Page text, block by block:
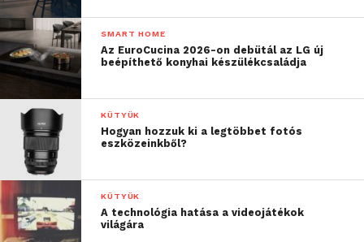
SMART HOME
Az EuroCucina 2026-on debütál az LG új
beépíthető konyhai készülékcsaládja
KÜTYÜK
Hogyan hozzuk ki a legtöbbet fotós
eszközeinkből?
KÜTYÜK
A technológia hatása a videojátékok
világára